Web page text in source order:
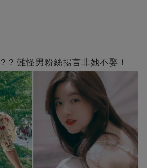
? 難怪男粉絲揚言非她不娶！